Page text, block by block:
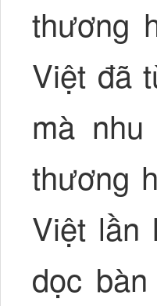
thương
Việt đã
mà
thương
Việt lần
dọc